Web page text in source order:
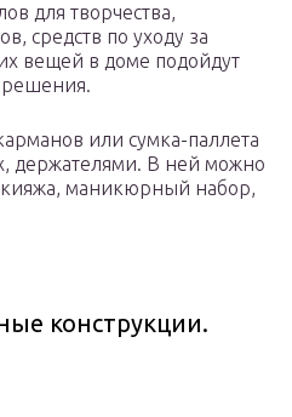
для творчества,
средств по уходу за
вещей в доме подойдут
или сумка-паллета
держателями. В ней можно
маникюрный набор,
конструкции.